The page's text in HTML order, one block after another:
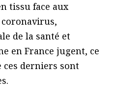
tissu face aux
de la santé et
en France jugent, ce
ces derniers sont